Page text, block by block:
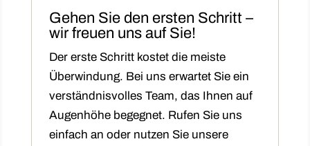
Gehen Sie den ersten Schritt –
wir freuen uns auf Sie!
Der erste Schritt kostet die meiste
Überwindung. Bei uns erwartet Sie ein
verständnisvolles Team, das Ihnen auf
Augenhöhe begegnet. Rufen Sie uns
einfach an oder nutzen Sie unsere